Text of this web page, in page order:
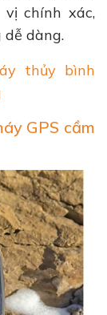
chính xác,
dàng.
thủy bình
GPS cầm